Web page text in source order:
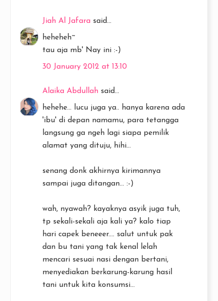
Jiah Al Jafara said...
heheheh~
tau aja mb' Nay ini :-)
30 January 2012 at 13:10
Alaika Abdullah said...
hehehe... lucu juga ya.. hanya karena ada
'ibu' di depan namamu, para tetangga
langsung ga ngeh lagi siapa pemilik
alamat yang dituju, hihi...
senang donk akhirnya kirimannya
sampai juga ditangan... :-)
wah, nyawah? kayaknya asyik juga tuh,
tp sekali-sekali aja kali ya? kalo tiap
hari capek beneeer.... salut untuk pak
dan bu tani yang tak kenal lelah
mencari sesuai nasi dengan bertani,
menyediakan berkarung-karung hasil
tani untuk kita konsumsi...